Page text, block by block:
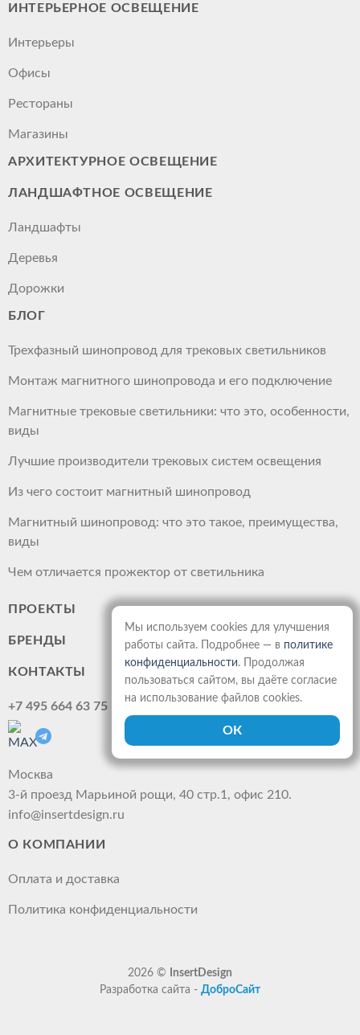
ИНТЕРЬЕРНОЕ ОСВЕЩЕНИЕ
Интерьеры
Офисы
Рестораны
Магазины
АРХИТЕКТУРНОЕ ОСВЕЩЕНИЕ
ЛАНДШАФТНОЕ ОСВЕЩЕНИЕ
Ландшафты
Деревья
Дорожки
БЛОГ
Трехфазный шинопровод для трековых светильников
Монтаж магнитного шинопровода и его подключение
Магнитные трековые светильники: что это, особенности,
виды
Лучшие производители трековых систем освещения
Из чего состоит магнитный шинопровод
Магнитный шинопровод: что это такое, преимущества,
виды
Чем отличается прожектор от светильника
ПРОЕКТЫ
БРЕНДЫ
КОНТАКТЫ
+7 495 664 63 75
Москва
3-й проезд Марьиной рощи, 40 стр.1, офис 210.
info@insertdesign.ru
О КОМПАНИИ
Оплата и доставка
Политика конфиденциальности
2026 ©
InsertDesign
Разработка сайта - ДоброСайт
Мы используем cookies для улучшения
работы сайта. Подробнее — в политике
конфиденциальности. Продолжая
пользоваться сайтом, вы даёте согласие
на использование файлов cookies.